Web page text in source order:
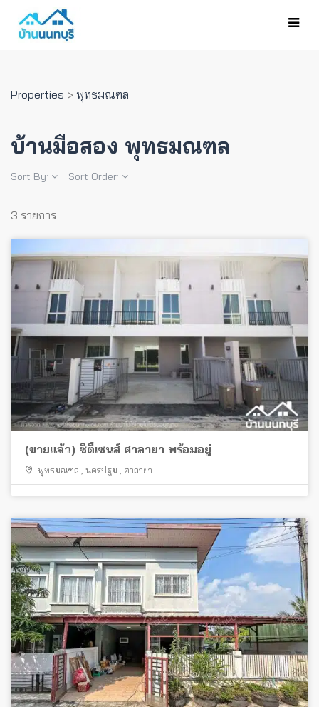
Properties > พุทธมณฑล
บ้านมือสอง พุทธมณฑล
Sort By: Sort Order:
3 รายการ
(ขายแล้ว) ซิตี้เซนส์ ศาลายา พร้อมอยู่
พุทธมณฑล นครปฐม ศาลายา